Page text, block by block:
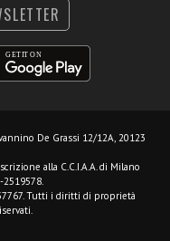
De Grassi 12/12A, 20123
alla C.C.I.A.A. di Milano
2519578.
Tutti i diritti di proprietà